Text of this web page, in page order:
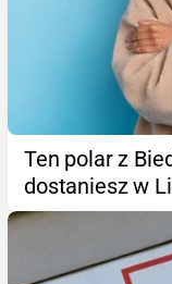
Ten polar z
dostaniesz w